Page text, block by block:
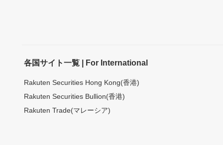
各国サイト一覧 | For International
Rakuten Securities Hong Kong(香港)
Rakuten Securities Bullion(香港)
Rakuten Trade(マレーシア)